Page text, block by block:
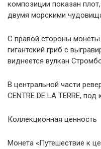
композиции показан
двумя морскими
С правой стороны
гигантский гриб с
виднеется вулкан
В центральной части
CENTRE DE LA TERRE,
Коллекционная ценность
Монета «Путешествие к